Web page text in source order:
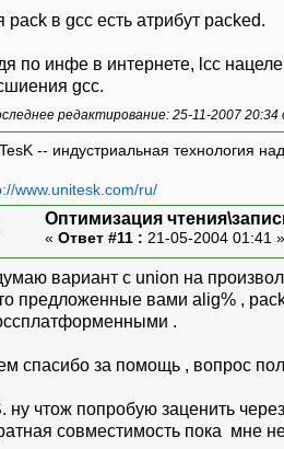
pack в gcc есть атрибут packed.
по инфе в интернете, lcc
gcc.
редактирование: 25-11-2007 20:34
-- индустриальная технология
www.unitesk.com/ru/
Оптимизация
« Ответ #11 : 21-05-2004 01:41
вариант с union на
предложенные вами alig% ,
.
спасибо за помощь , вопрос
ну чтож попробую заценить
совместимость пока мне